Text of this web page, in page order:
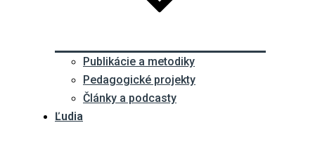
Publikácie a metodiky
Pedagogické projekty
Články a podcasty
Ľudia